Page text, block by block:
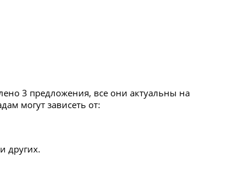
3 предложения, все они актуальны на
могут зависеть от:
других.